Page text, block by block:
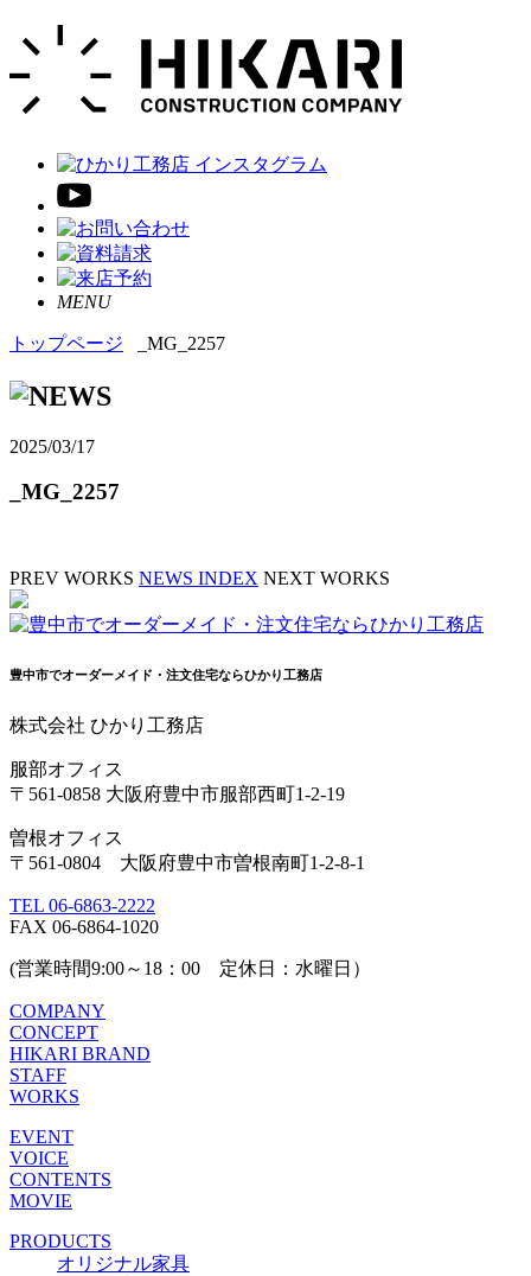
MENU
トップページ _MG_2257
2025/03/17
_MG_2257
PREV WORKS NEWS INDEX NEXT WORKS
豊中市でオーダーメイド・注文住宅ならひかり工務店
株式会社 ひかり工務店
服部オフィス
〒561-0858 大阪府豊中市服部西町1-2-19
曽根オフィス
〒561-0804 大阪府豊中市曽根南町1-2-8-1
TEL 06-6863-2222
FAX 06-6864-1020
(営業時間9:00～18：00 定休日：水曜日）
COMPANY
CONCEPT
HIKARI BRAND
STAFF
WORKS
EVENT
VOICE
CONTENTS
MOVIE
PRODUCTS
オリジナル家具